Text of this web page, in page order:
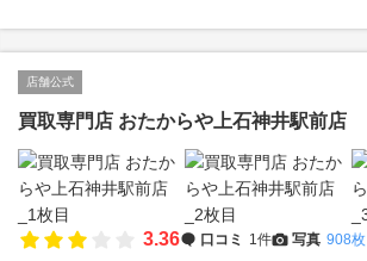
店舗公式
買取専門店 おたからや上石神井駅前店
3.36 口コミ 1件 写真 908枚